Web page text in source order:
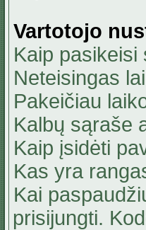
Vartotojo
Kaip pasikeisi
Neteisingas
Pakeičiau
Kalbų sąraše
Kaip įsidėti
Kas yra
Kai
prisijungti.